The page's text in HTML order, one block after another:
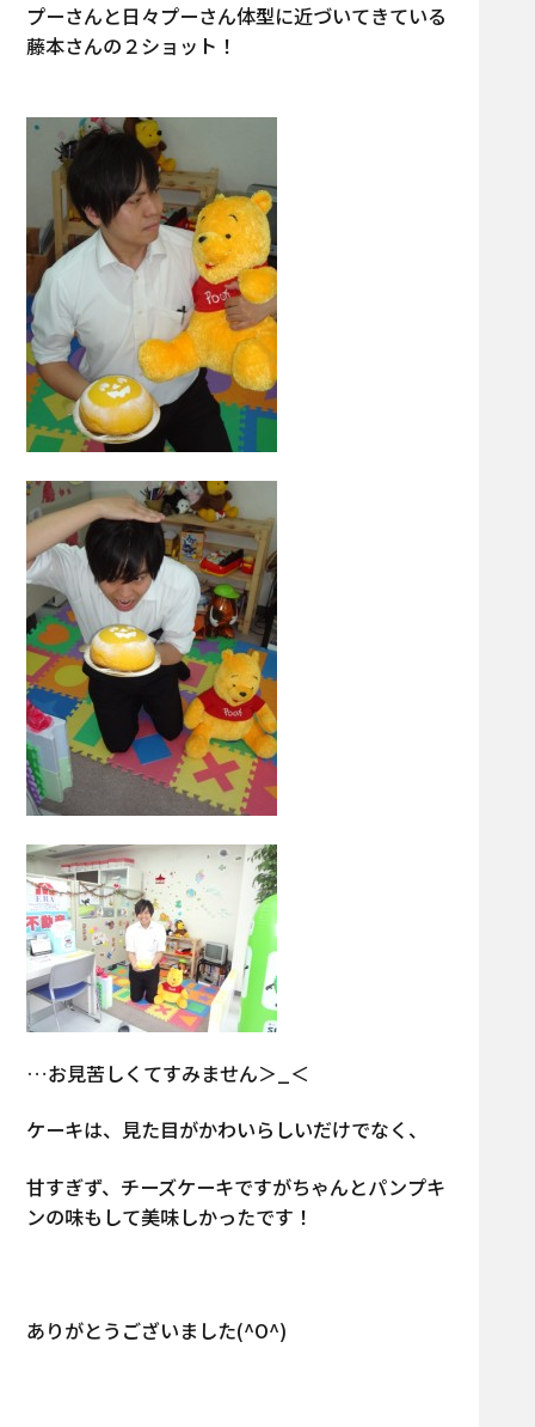
プーさんと日々プーさん体型に近づいてきている
藤本さんの２ショット！
…お見苦しくてすみません＞_＜
ケーキは、見た目がかわいらしいだけでなく、
甘すぎず、チーズケーキですがちゃんとパンプキ
ンの味もして美味しかったです！
ありがとうございました(^O^)